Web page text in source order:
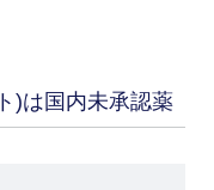
)は国内未承認薬